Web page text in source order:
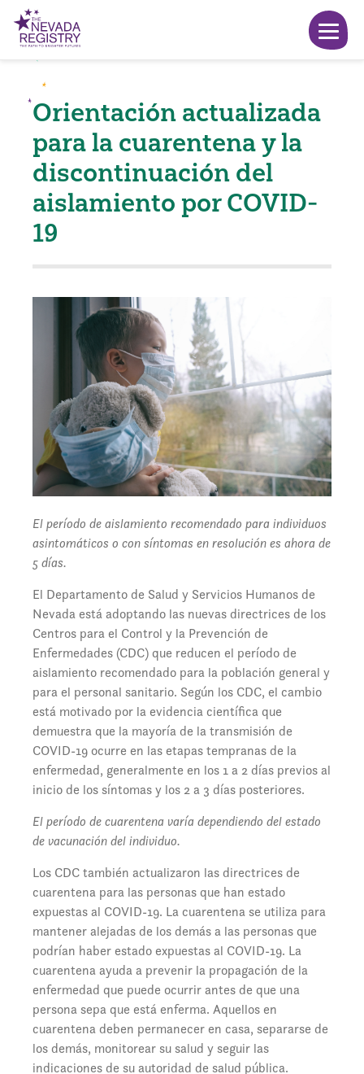
Orientación actualizada
para la cuarentena y la
discontinuación del
aislamiento por COVID-
19
El período de aislamiento recomendado para individuos
asintomáticos o con síntomas en resolución es ahora de
5 días.
El Departamento de Salud y Servicios Humanos de
Nevada está adoptando las nuevas directrices de los
Centros para el Control y la Prevención de
Enfermedades (CDC) que reducen el período de
aislamiento recomendado para la población general y
para el personal sanitario. Según los CDC, el cambio
está motivado por la evidencia científica que
demuestra que la mayoría de la transmisión de
COVID-19 ocurre en las etapas tempranas de la
enfermedad, generalmente en los 1 a 2 días previos al
inicio de los síntomas y los 2 a 3 días posteriores.
El período de cuarentena varía dependiendo del estado
de vacunación del individuo.
Los CDC también actualizaron las directrices de
cuarentena para las personas que han estado
expuestas al COVID-19. La cuarentena se utiliza para
mantener alejadas de los demás a las personas que
podrían haber estado expuestas al COVID-19. La
cuarentena ayuda a prevenir la propagación de la
enfermedad que puede ocurrir antes de que una
persona sepa que está enferma. Aquellos en
cuarentena deben permanecer en casa, separarse de
los demás, monitorear su salud y seguir las
indicaciones de su autoridad de salud pública.